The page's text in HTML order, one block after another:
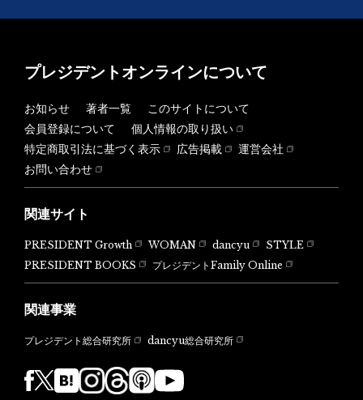
プレジデントオンラインについて
お知らせ 著者一覧
このサイトについて
会員登録について
個人情報の取り扱い
特定商取引法に基づく表示
広告掲載
運営会社
お問い合わせ
関連サイト
PRESIDENT Growth WOMAN dancyu
STYLE
PRESIDENT BOOKS
プレジデントFamily Online
関連事業
プレジデント総合研究所 dancyu総合研究所